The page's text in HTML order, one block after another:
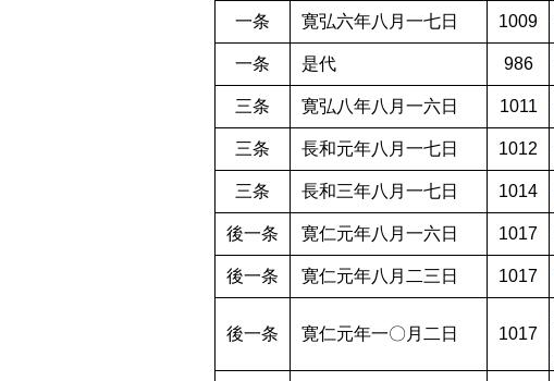
一条 寛弘六年八月一七日 1009
一条 是代 986
三条 寛弘八年八月一六日 1011
三条 長和元年八月一七日 1012
三条 長和三年八月一七日 1014
後一条 寛仁元年八月一六日 1017
後一条 寛仁元年八月二三日 1017
後一条 寛仁元年一〇月二日 1017